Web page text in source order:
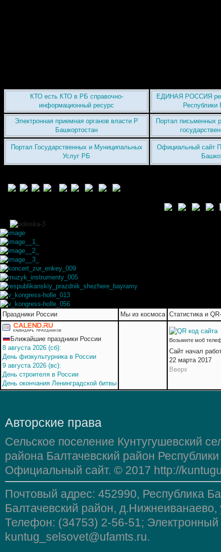
КТО есть КТО в РБ справочно-
информационный ресурс
ЕДИНАЯ РОССИЯ
Республики
Электронная приемная органов власти Р
Башкортостан
Портал письменных
Портал Государственных и Муниципальных
Услуг РБ
Официальный сайт
Праздники России Мы из космоса Статистика и
Ближайшие праздники России
8 августа 2026 (сб):
День физкультурника в России
9 августа 2026 (вс):
День строителя в России
День окончания Ленинградской битвы
Возьмите моб
Сайт начал
22 марта 2017
Вверх
Авторские права
Сельское поселение Кунтугушевский
района Балтачевский район
Официальный сайт. © 2017 http://
Почтовый адрес: 452990, Республика
Балтачевский район,
Телефон: (34753) 2-56-51; Электронный
kuntug_selsovet@ufamts.ru.